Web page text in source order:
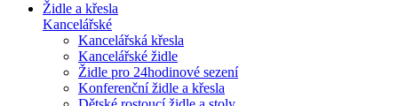
Židle a křesla
Kancelářské
Kancelářská křesla
Kancelářské židle
Židle pro 24hodinové sezení
Konferenční židle a křesla